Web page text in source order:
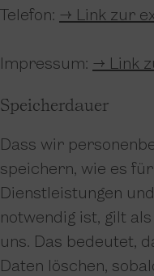
Telefon: → Link zur
Impressum: → Link
Speicherdauer
Dass wir
speichern, wie es
Dienstleistungen
notwendig ist, gilt
uns. Das bedeutet,
Daten löschen,